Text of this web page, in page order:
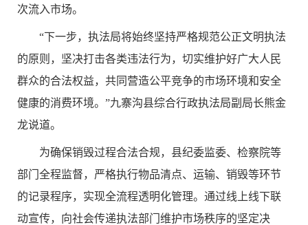
次流入市场。
“下一步，执法局将始终坚持严格规范公正文明执法
的原则，坚决打击各类违法行为，切实维护好广大人民
群众的合法权益，共同营造公平竞争的市场环境和安全
健康的消费环境。 ”九寨沟县综合行政执法局副局长熊金
龙说道。
为确保销毁过程合法合规，县纪委监委、检察院等
部门全程监督，严格执行物品清点、运输、销毁等环节
的记录程序，实现全流程透明化管理。通过线上线下联
动宣传，向社会传递执法部门维护市场秩序的坚定决